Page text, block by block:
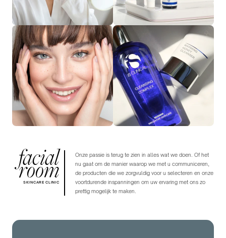
facial
room
SKINCARE CLINIC
Onze passie is terug te zien in alles wat we doen. Of het
nu gaat om de manier waarop we met u communiceren,
de producten die we zorgvuldig voor u selecteren en onze
voortdurende inspanningen om uw ervaring met ons zo
prettig mogelijk te maken.